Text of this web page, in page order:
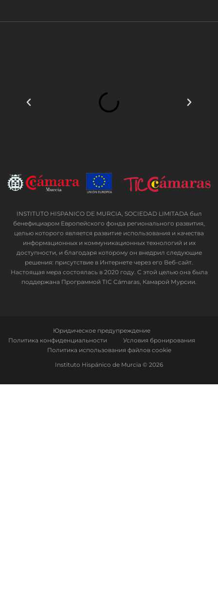
INSTITUTO HISPANICO DE MURCIA, SOCIEDAD LIMITADA был
бенефициаром Европейского фонда регионального развития,
целью которого является развитие использования и качества
информационных и коммуникационных технологий и их
доступности, и благодаря которому он внедрил следующие
решения: присутствие в Интернете через его Веб-сайт.
Настоящая мера состоялась в 2020 году. С этой целью она была
поддержана Программой TIC Cámaras, Камарой Мурсии.
Юридическое предупреждение
Политика конфиденциальности
Условия бронирования
Политика использования файлов cookie
Instituto Hispánico de Murcia © 2026